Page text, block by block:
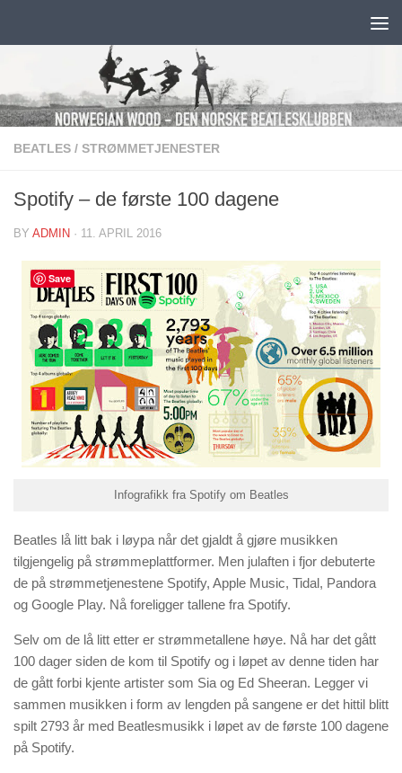
BEATLES / STRØMMETJENESTER
Spotify – de første 100 dagene
BY ADMIN · 11. APRIL 2016
Infografikk fra Spotify om Beatles
Beatles lå litt bak i løypa når det gjaldt å gjøre musikken
tilgjengelig på strømmeplattformer. Men julaften i fjor debuterte
de på strømmetjenestene Spotify, Apple Music, Tidal, Pandora
og Google Play. Nå foreligger tallene fra Spotify.
Selv om de lå litt etter er strømmetallene høye. Nå har det gått
100 dager siden de kom til Spotify og i løpet av denne tiden har
de gått forbi kjente artister som Sia og Ed Sheeran. Legger vi
sammen musikken i form av lengden på sangene er det hittil blitt
spilt 2793 år med Beatlesmusikk i løpet av de første 100 dagene
på Spotify.
Save